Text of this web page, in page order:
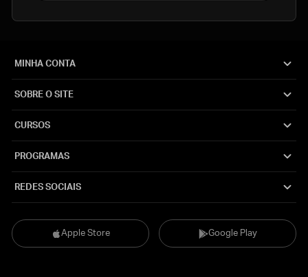
Apple Store Google Play
MINHA CONTA
SOBRE O SITE
CURSOS
PROGRAMAS
REDES SOCIAIS